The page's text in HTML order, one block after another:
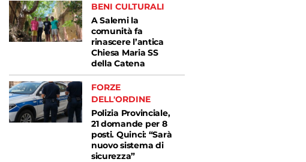
BENI CULTURALI
A Salemi la
comunità fa
rinascere l’antica
Chiesa Maria SS
della Catena
FORZE
DELL'ORDINE
Polizia Provinciale,
21 domande per 8
posti. Quinci: “Sarà
nuovo sistema di
sicurezza”